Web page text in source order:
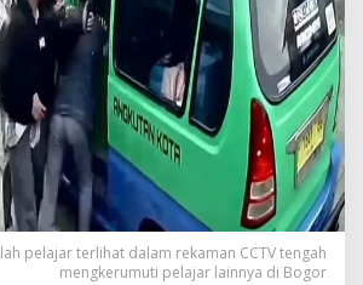
pelajar terlihat dalam rekaman CCTV tengah
mengkerumuti pelajar lainnya di Bogor